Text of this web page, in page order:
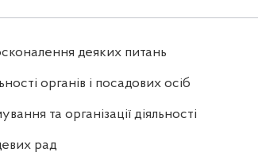
деяких питань
органів і посадових осіб
та організації діяльності
рад